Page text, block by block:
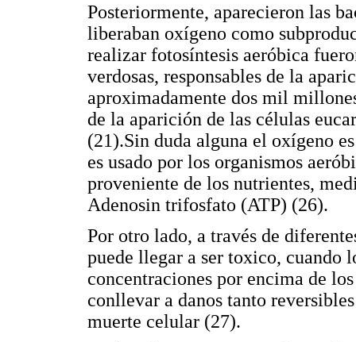
Posteriormente, aparecieron las
liberaban oxígeno como
realizar fotosíntesis aeróbica
verdosas, responsables de la
aproximadamente dos mil
de la aparición de las células
(21).Sin duda alguna el oxígeno
es usado por los organismos
proveniente de los nutrientes,
Adenosin trifosfato (ATP) (26).
Por otro lado, a través de
puede llegar a ser toxico, cuando
concentraciones por encima de
conllevar a danos tanto
muerte celular (27).